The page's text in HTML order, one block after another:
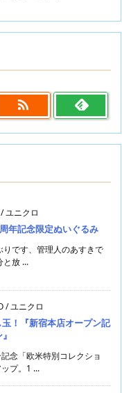

ユニクロ
年記念限定ぬいぐるみ
りです、管理人のあすきで
と放 ...
/ ユニクロ
！『新宿本店オープン記
念「欧米特別コレクショ
プ。1 ...